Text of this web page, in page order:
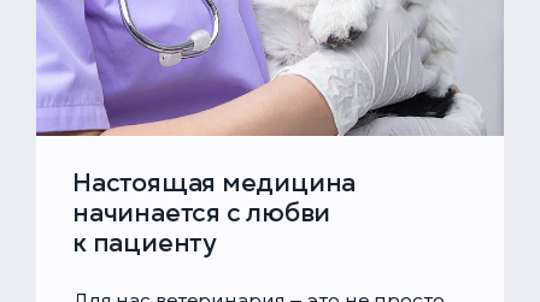
Настоящая медицина
начинается с любви
к пациенту